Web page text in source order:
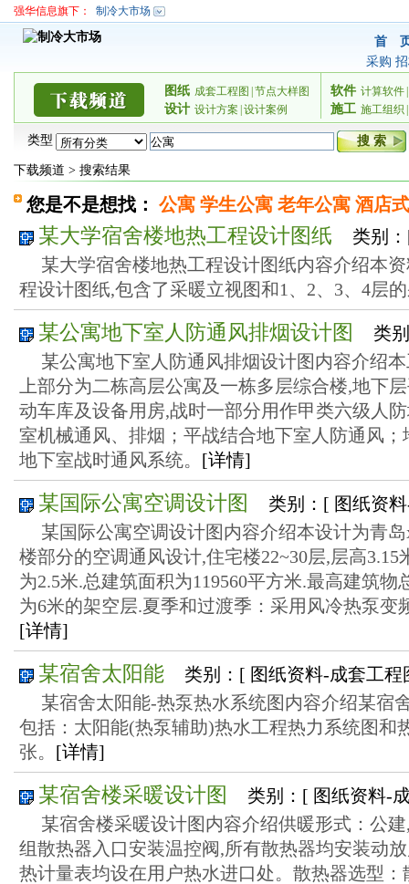
强华信息旗下： 制冷大市场
首
采购
图纸 成套工程图 节点大样图
设计 设计方案 设计案例
软件 计算软件
施工 施工组织
类型
下载频道 > 搜索结果
您是不是想找： 公寓 学生公寓 老年公寓 酒店
某大学宿舍楼地热工程设计图纸
类别
某大学宿舍楼地热工程设计图纸内容介绍本
程设计图纸,包含了采暖立视图和1、2、3、4层
某公寓地下室人防通风排烟设计图
类
某公寓地下室人防通风排烟设计图内容介绍
上部分为二栋高层公寓及一栋多层综合楼,地下
动车库及设备用房,战时一部分用作甲类六级人
室机械通风、排烟；平战结合地下室人防通风
地下室战时通风系统。 [详情]
某国际公寓空调设计图
类别：[ 图纸资
某国际公寓空调设计图内容介绍本设计为青
楼部分的空调通风设计,住宅楼22~30层,层高
为2.5米.总建筑面积为119560平方米.最高建筑物
为6米的架空层.夏季和过渡季：采用风冷热泵变
[详情]
某宿舍太阳能
类别：[ 图纸资料-成套工程
某宿舍太阳能-热泵热水系统图内容介绍某宿
包括：太阳能(热泵辅助)热水工程热力系统图和
张。 [详情]
某宿舍楼采暖设计图
类别：[ 图纸资料-
某宿舍楼采暖设计图内容介绍供暖形式：公
组散热器入口安装温控阀,所有散热器均安装动
热计量表均设在用户热水进口处。散热器选型